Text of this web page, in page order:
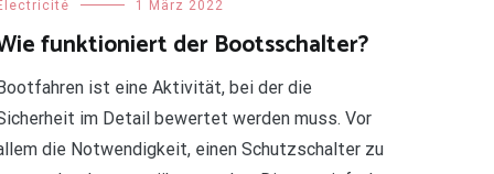
1 März 2022
funktioniert der Bootsschalter?
ist eine Aktivität, bei der die
im Detail bewertet werden muss. Vor
die Notwendigkeit, einen Schutzschalter zu